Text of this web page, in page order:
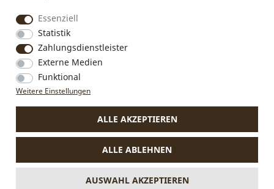
Social Media
Instagram
Facebook
VERTRAG WIDERRUFEN
Die durchgestrichenen Preise entsprechen dem bisherigen Preis
** Gilt für Lieferungen nach Deutschland. Lieferzeiten für andere
Essenziell
Statistik
Zahlungsdienstleister
Externe Medien
Funktional
Weitere Einstellungen
ALLE AKZEPTIEREN
ALLE ABLEHNEN
AUSWAHL AKZEPTIEREN